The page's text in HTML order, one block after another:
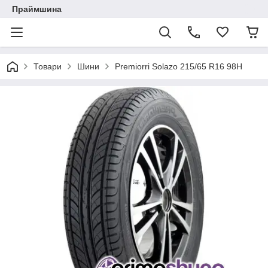
Праймшина
Товари Шини Premiorri Solazo 215/65 R16 98H